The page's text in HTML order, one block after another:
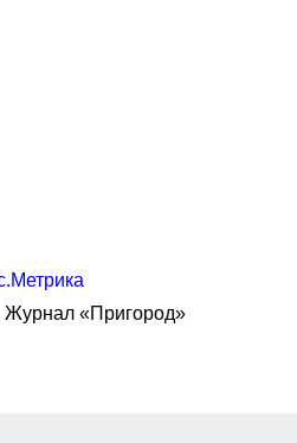
Журнал «Пригород»